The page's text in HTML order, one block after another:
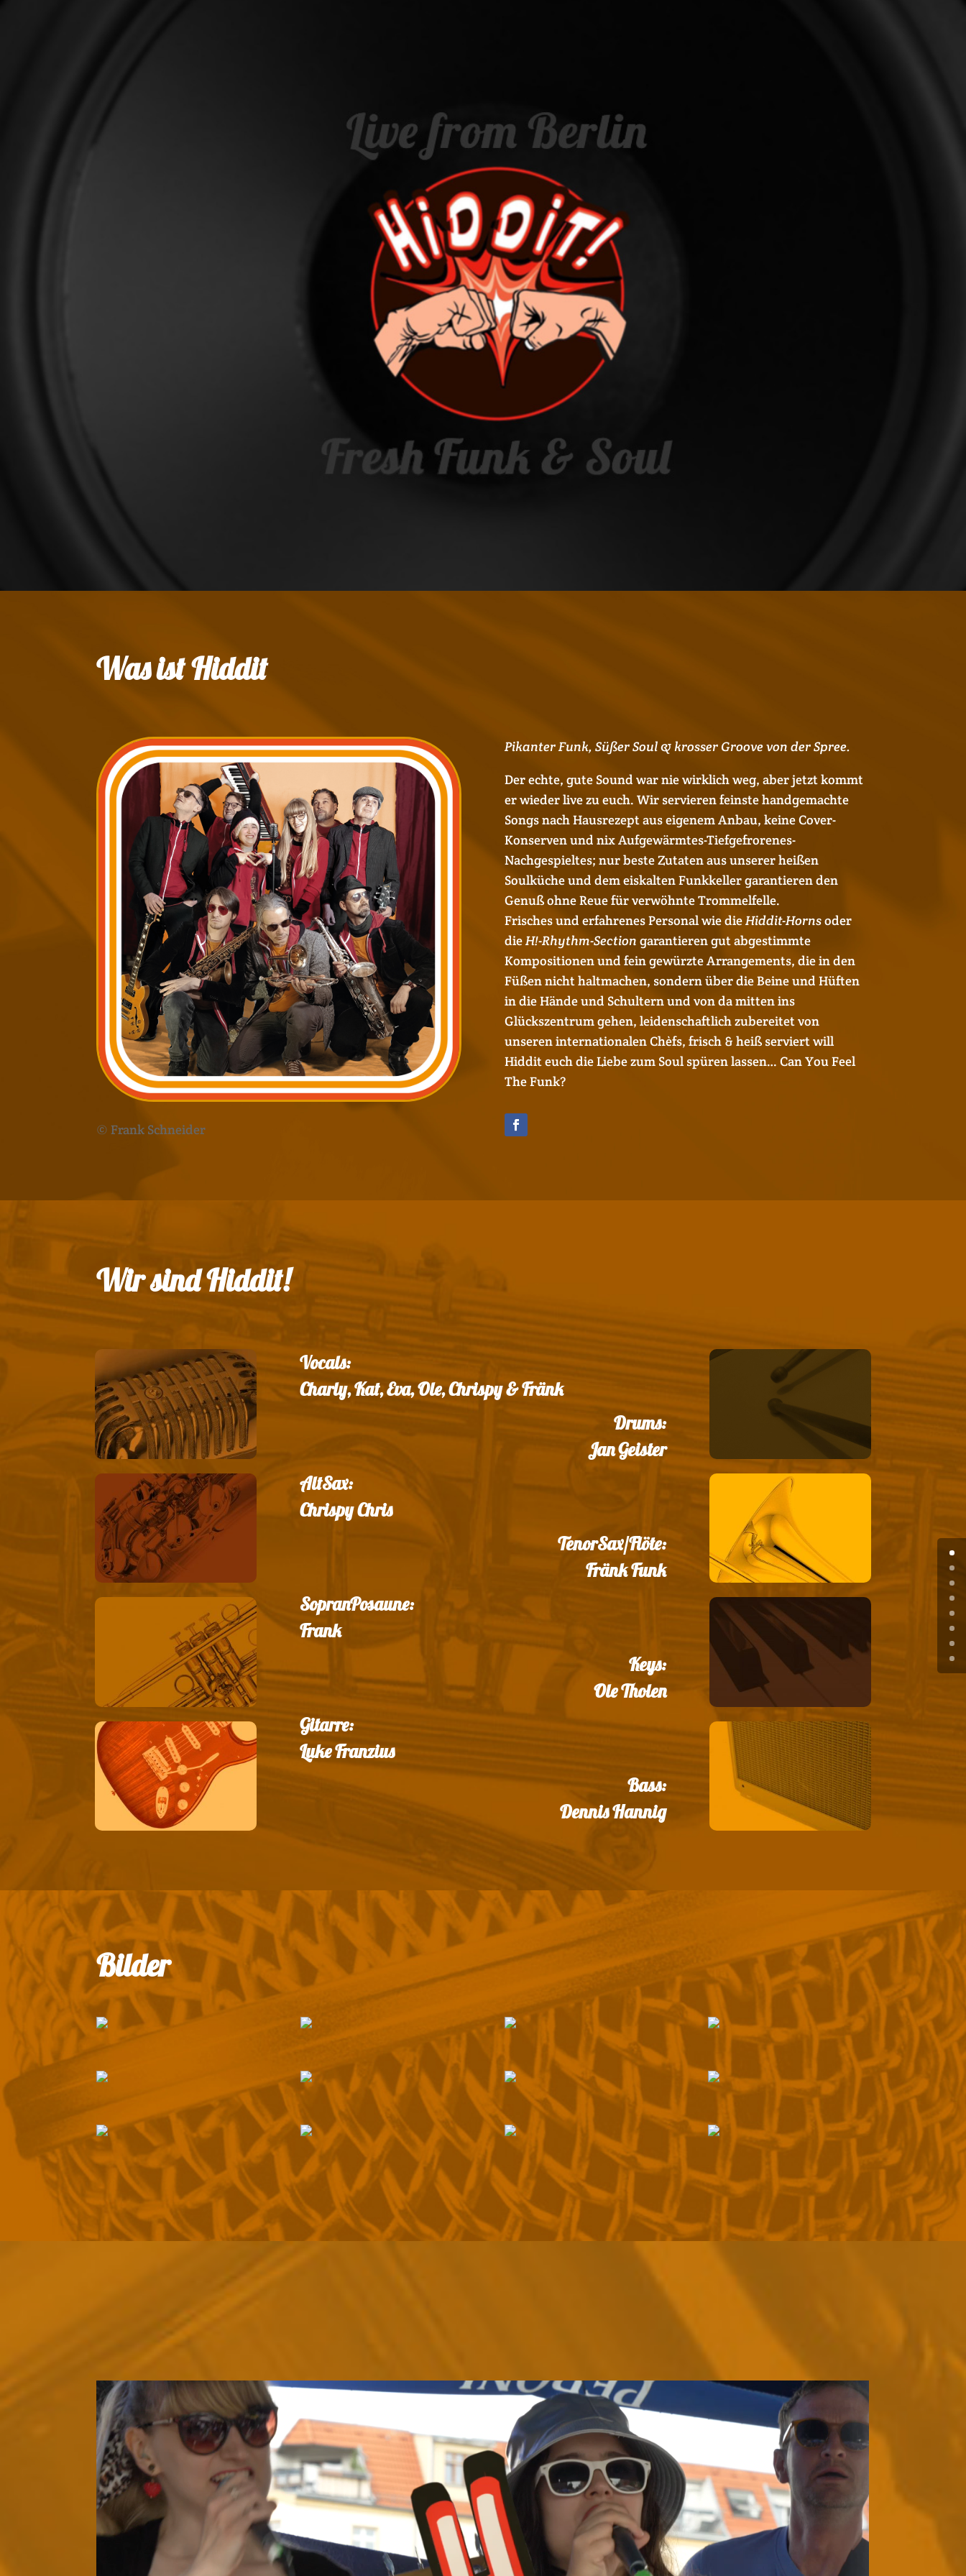
Was ist Hiddit
© Frank Schneider
Pikanter Funk, Süßer Soul & krosser Groove von der Spree.
Der echte, gute Sound war nie wirklich weg, aber jetzt kommt
er wieder live zu euch. Wir servieren feinste handgemachte
Songs nach Hausrezept aus eigenem Anbau, keine Cover-
Konserven und nix Aufgewärmtes-Tiefgefrorenes-
Nachgespieltes; nur beste Zutaten aus unserer heißen
Soulküche und dem eiskalten Funkkeller garantieren den
Genuß ohne Reue für verwöhnte Trommelfelle.
Frisches und erfahrenes Personal wie dieHiddit-Hornsoder
dieH!-Rhythm-Section garantieren gut abgestimmte
Kompositionen und fein gewürzte Arrangements, die in den
Füßen nicht haltmachen, sondern über die Beine und Hüften
in die Hände und Schultern und von da mitten ins
Glückszentrum gehen, leidenschaftlich zubereitet von
unseren internationalen Chèfs, frisch & heiß serviert will
Hiddit euch die Liebe zum Soul spüren lassen… Can You Feel
The Funk?
Wir sind Hiddit!
Vocals:
Charly, Kat, Eva, Ole, Chrispy & Fränk
Drums:
Jan Geister
AltSax:
Chrispy Chris
TenorSax/Flöte:
Fränk Funk
SopranPosaune:
Frank
Keys:
Ole Tholen
Gitarre:
Luke Franzius
Bass:
Dennis Hannig
Bilder